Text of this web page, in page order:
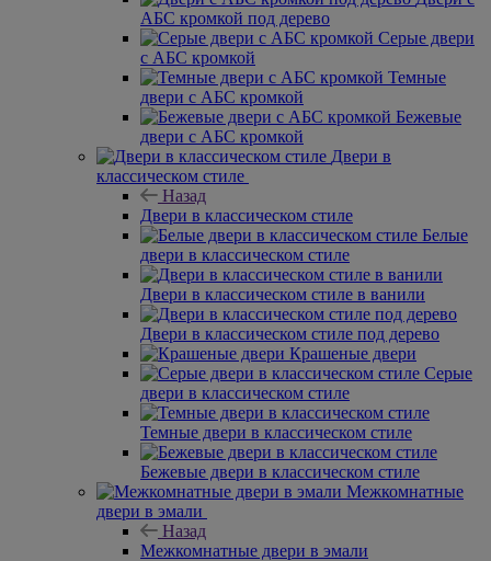
АБС кромкой под дерево
Серые двери
с АБС кромкой
Темные
двери с АБС кромкой
Бежевые
двери с АБС кромкой
Двери в
классическом стиле
Назад
Двери в классическом стиле
Белые
двери в классическом стиле
Двери в классическом стиле в ванили
Двери в классическом стиле под дерево
Крашеные двери
Серые
двери в классическом стиле
Темные двери в классическом стиле
Бежевые двери в классическом стиле
Межкомнатные
двери в эмали
Назад
Межкомнатные двери в эмали